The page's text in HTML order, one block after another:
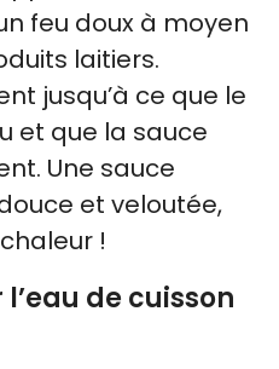
feu doux à moyen
laitiers.
jusqu’à ce que le
et que la sauce
Une sauce
et veloutée,
!
de cuisson